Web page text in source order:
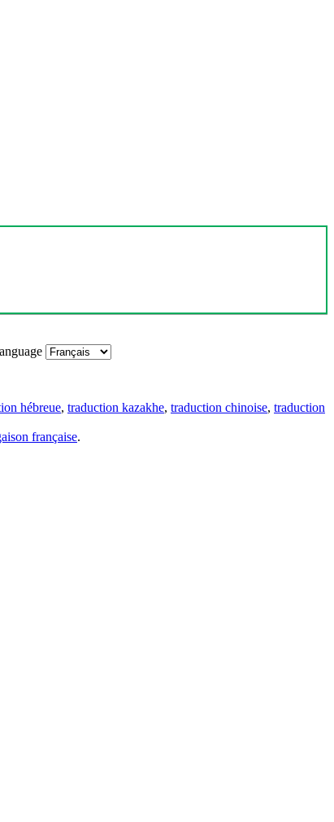
hébreue, traduction kazakhe, traduction chinoise, traduction
française.